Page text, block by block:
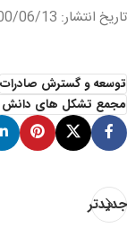
تاریخ انتشار: 1400/06/13
توسعه و گسترش صادرات
مجمع تشکل های دانش
جدیدتر